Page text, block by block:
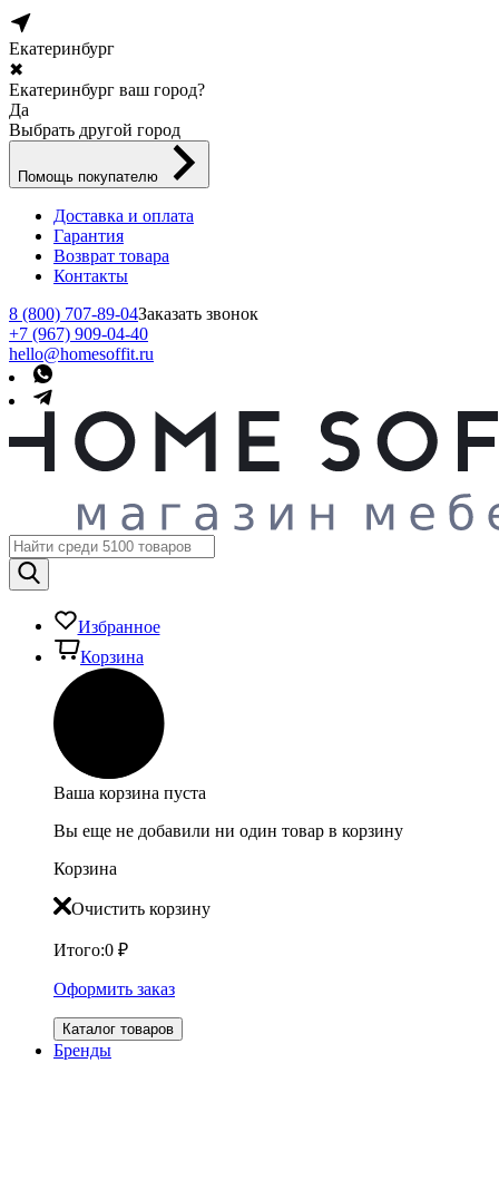
Екатеринбург
✖
Екатеринбург ваш город?
Да
Выбрать другой город
Помощь покупателю
Доставка и оплата
Гарантия
Возврат товара
Контакты
8 (800) 707-89-04Заказать звонок
+7 (967) 909-04-40
hello@homesoffit.ru
Избранное
Корзина
Ваша корзина пуста
Вы еще не добавили ни один товар в корзину
Корзина
Очистить корзину
Итого:0 ₽
Оформить заказ
Каталог товаров
Бренды